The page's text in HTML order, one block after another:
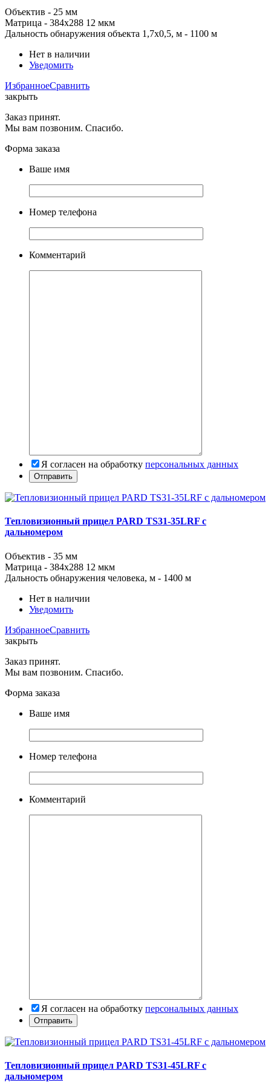
Объектив - 25 мм
Матрица - 384x288 12 мкм
Дальность обнаружения объекта 1,7x0,5, м - 1100 м
Нет в наличии
Уведомить
ИзбранноеСравнить
закрыть
Заказ принят.
Мы вам позвоним. Спасибо.
Форма заказа
Ваше имя
Номер телефона
Комментарий
Я согласен на обработку персональных данных
Тепловизионный прицел PARD TS31-35LRF с
дальномером
Объектив - 35 мм
Матрица - 384x288 12 мкм
Дальность обнаружения человека, м - 1400 м
Нет в наличии
Уведомить
ИзбранноеСравнить
закрыть
Заказ принят.
Мы вам позвоним. Спасибо.
Форма заказа
Ваше имя
Номер телефона
Комментарий
Я согласен на обработку персональных данных
Тепловизионный прицел PARD TS31-45LRF с
дальномером